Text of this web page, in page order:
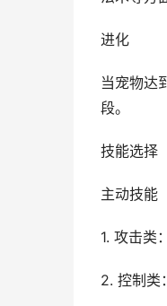
进化
当宠物达
段。
技能选择
主动技能
1. 攻击类
2. 控制类